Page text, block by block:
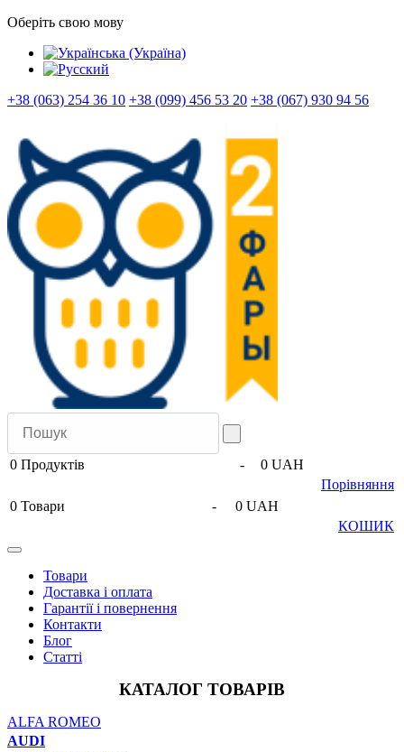
Оберіть свою мову
+38 (063) 254 36 10 +38 (099) 456 53 20 +38 (067) 930 94 56
0 Продуктів -
0 UAH
Порівняння
0 Товари -
0 UAH
КОШИК
Товари
Доставка і оплата
Гарантії і повернення
Контакти
Блог
Статті
КАТАЛОГ ТОВАРІВ
ALFA ROMEO
AUDI